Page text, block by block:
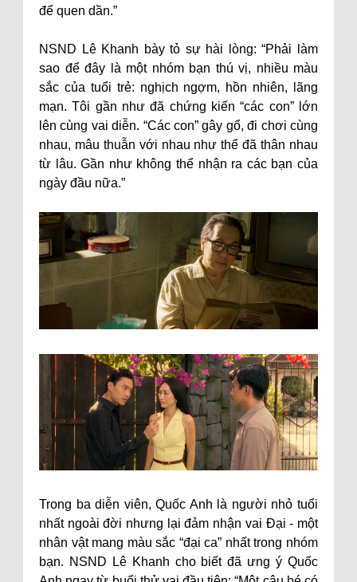
để quen dần.”
NSND Lê Khanh bày tỏ sự hài lòng: “Phải làm
sao để đây là một nhóm bạn thú vị, nhiều màu
sắc của tuổi trẻ: nghịch ngợm, hồn nhiên, lãng
mạn. Tôi gần như đã chứng kiến “các con” lớn
lên cùng vai diễn. “Các con” gây gổ, đi chơi cùng
nhau, mâu thuẫn với nhau như thể đã thân nhau
từ lâu. Gần như không thể nhận ra các bạn của
ngày đầu nữa.”
Trong ba diễn viên, Quốc Anh là người nhỏ tuổi
nhất ngoài đời nhưng lại đảm nhận vai Đại - một
nhân vật mang màu sắc “đại ca” nhất trong nhóm
bạn. NSND Lê Khanh cho biết đã ưng ý Quốc